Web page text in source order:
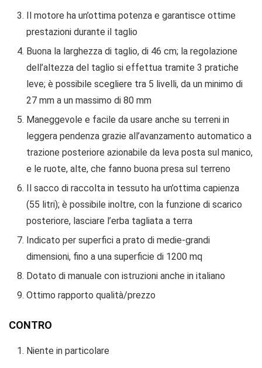
Il motore ha un’ottima potenza e garantisce ottime
prestazioni durante il taglio
Buona la larghezza di taglio, di 46 cm; la regolazione
dell’altezza del taglio si effettua tramite 3 pratiche
leve; è possibile scegliere tra 5 livelli, da un minimo di
27 mm a un massimo di 80 mm
Maneggevole e facile da usare anche su terreni in
leggera pendenza grazie all’avanzamento automatico a
trazione posteriore azionabile da leva posta sul manico,
e le ruote, alte, che fanno buona presa sul terreno
Il sacco di raccolta in tessuto ha un’ottima capienza
(55 litri); è possibile inoltre, con la funzione di scarico
posteriore, lasciare l’erba tagliata a terra
Indicato per superfici a prato di medie-grandi
dimensioni, fino a una superficie di 1200 mq
Dotato di manuale con istruzioni anche in italiano
Ottimo rapporto qualità/prezzo
CONTRO
Niente in particolare